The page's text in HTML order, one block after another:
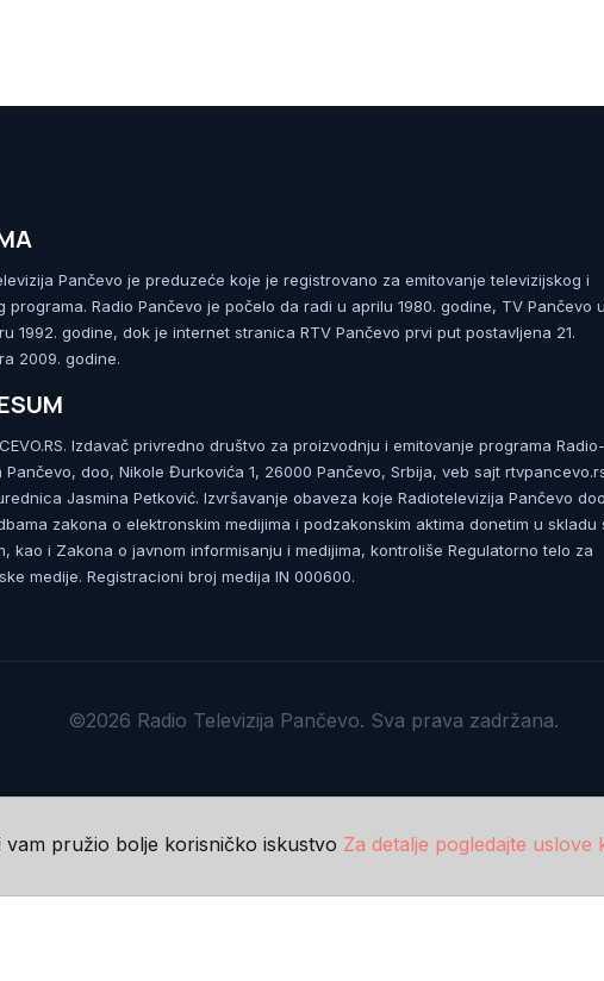
Pančevo je preduzeće koje je registrovano za emitovanje televizijskog i
programa. Radio Pančevo je počelo da radi u aprilu 1980. godine, TV Pančevo u
1992. godine, dok je internet stranica RTV Pančevo prvi put postavljena 21.
2009. godine.
Izdavač privredno društvo za proizvodnju i emitovanje programa Radio-
Pančevo, doo, Nikole Đurkovića 1, 26000 Pančevo, Srbija, veb sajt
Jasmina Petković. Izvršavanje obaveza koje Radiotelevizija Pančevo
zakona o elektronskim medijima i podzakonskim aktima donetim u skladu
kao i Zakona o javnom informisanju i medijima, kontroliše Regulatorno telo za
medije. Registracioni broj medija IN 000600.
©2026 Radio Televizija Pančevo. Sva prava zadržana.
vam pružio bolje korisničko iskustvo Za detalje pogledajte uslove